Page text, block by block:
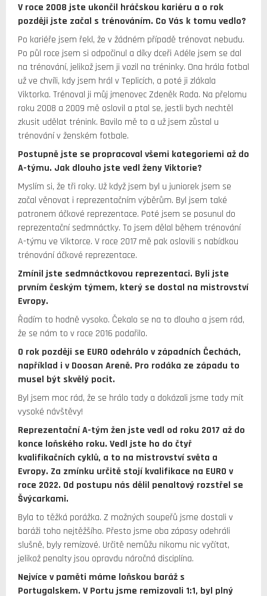
V roce 2008 jste ukončil hráčskou kariéru a o rok
později jste začal s trénováním. Co Vás k tomu vedlo?
Po kariéře jsem řekl, že v žádném případě trénovat nebudu.
Po půl roce jsem si odpočinul a díky dceři Adéle jsem se dal
na trénování, jelikož jsem ji vozil na tréninky. Ona hrála fotbal
už ve chvíli, kdy jsem hrál v Teplicích, a poté ji zlákala
Viktorka. Trénoval ji můj jmenovec Zdeněk Rada. Na přelomu
roku 2008 a 2009 mě oslovil a ptal se, jestli bych nechtěl
zkusit udělat trénink. Bavilo mě to a už jsem zůstal u
trénování v ženském fotbale.
Postupně jste se propracoval všemi kategoriemi až do
A-týmu. Jak dlouho jste vedl ženy Viktorie?
Myslím si, že tři roky. Už když jsem byl u juniorek jsem se
začal věnovat i reprezentačním výběrům. Byl jsem také
patronem áčkové reprezentace. Poté jsem se posunul do
reprezentační sedmnáctky. To jsem dělal během trénování
A-týmu ve Viktorce. V roce 2017 mě pak oslovili s nabídkou
trénování áčkové reprezentace.
Zmínil jste sedmnáctkovou reprezentaci. Byli jste
prvním českým týmem, který se dostal na mistrovství
Evropy.
Řadím to hodně vysoko. Čekalo se na to dlouho a jsem rád,
že se nám to v roce 2016 podařilo.
O rok později se EURO odehrálo v západních Čechách,
například i v Doosan Areně. Pro rodáka ze západu to
musel být skvělý pocit.
Byl jsem moc rád, že se hrálo tady a dokázali jsme tady mít
vysoké návštěvy!
Reprezentační A-tým žen jste vedl od roku 2017 až do
konce loňského roku. Vedl jste ho do čtyř
kvalifikačních cyklů, a to na mistrovství světa a
Evropy. Za zmínku určitě stojí kvalifikace na EURO v
roce 2022. Od postupu nás dělil penaltový rozstřel se
Švýcarkami.
Byla to těžká porážka. Z možných soupeřů jsme dostali v
baráži toho nejtěžšího. Přesto jsme oba zápasy odehráli
slušně, byly remízové. Určitě nemůžu nikomu nic vyčítat,
jelikož penalty jsou opravdu náročná disciplína.
Nejvíce v paměti máme loňskou baráž s
Portugalskem. V Portu jsme remizovali 1:1, byl plný